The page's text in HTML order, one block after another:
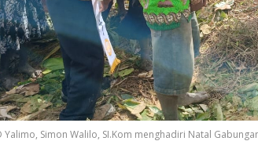
Yalimo, Simon Walilo, SI.Kom menghadiri Natal